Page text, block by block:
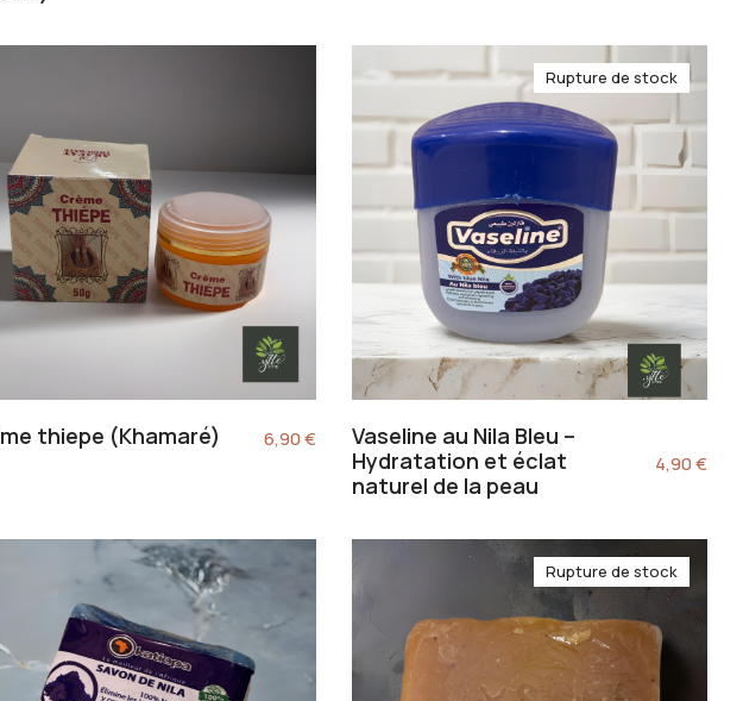
thiepe (Khamaré) 6,90€
Rupture de stock
Vaseline au Nila Bleu –
Hydratation et éclat
naturel de la peau
4,90€
Rupture de stock